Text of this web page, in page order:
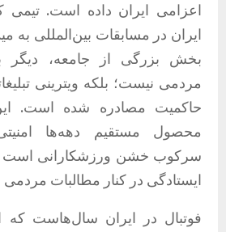
اعزامی ایران داده است. تیمی
ایران در مسابقات بین‌المللی به
بخش بزرگی از جامعه، دیگر
مردمی نیست؛ بلکه ویترینی
حاکمیت مصادره شده است.
محصول مستقیم دهه‌ها
سرکوب خشن ورزشکارانی است
ایستادگی در کنار مطالبات مردمی
فوتبال در ایران سال‌هاست که